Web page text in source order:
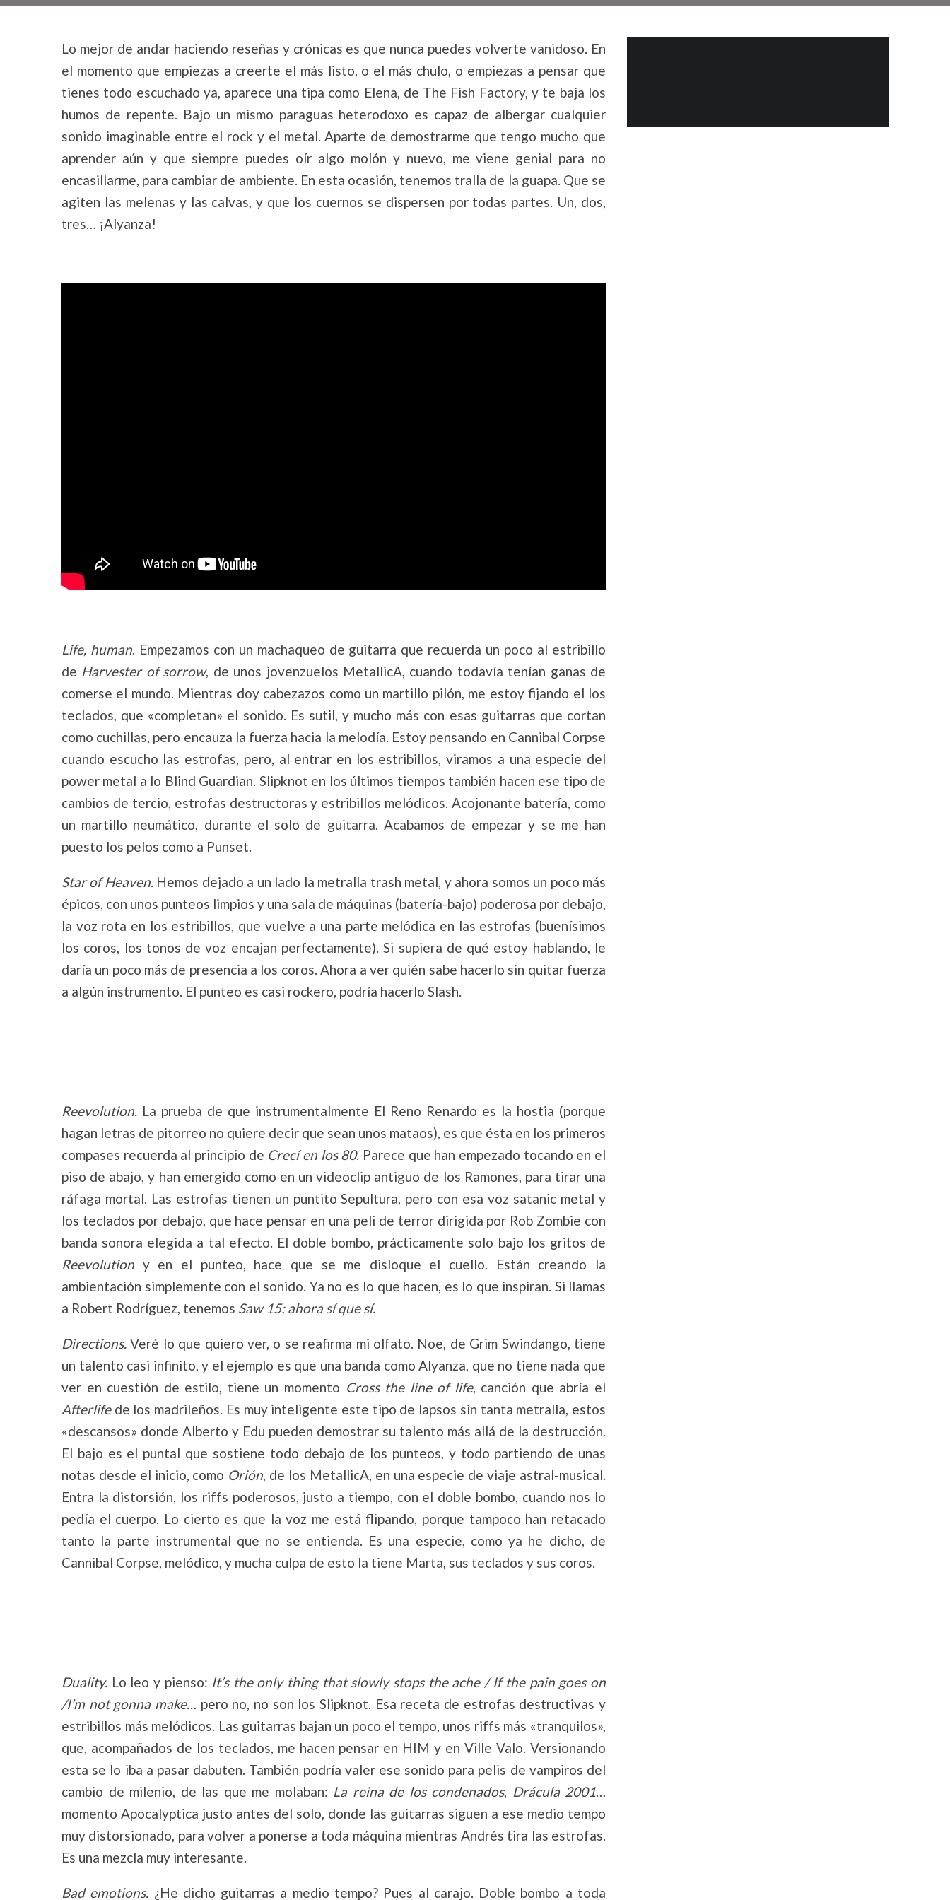
Lo mejor de andar haciendo reseñas y crónicas es que nunca puedes volverte vanidoso. En
el momento que empiezas a creerte el más listo, o el más chulo, o empiezas a pensar que
tienes todo escuchado ya, aparece una tipa como Elena, de The Fish Factory, y te baja los
humos de repente. Bajo un mismo paraguas heterodoxo es capaz de albergar cualquier
sonido imaginable entre el rock y el metal. Aparte de demostrarme que tengo mucho que
aprender aún y que siempre puedes oír algo molón y nuevo, me viene genial para no
encasillarme, para cambiar de ambiente. En esta ocasión, tenemos tralla de la guapa. Que se
agiten las melenas y las calvas, y que los cuernos se dispersen por todas partes. Un, dos,
tres… ¡Alyanza!
Life, human. Empezamos con un machaqueo de guitarra que recuerda un poco al estribillo
de Harvester of sorrow, de unos jovenzuelos MetallicA, cuando todavía tenían ganas de
comerse el mundo. Mientras doy cabezazos como un martillo pilón, me estoy fijando el los
teclados, que «completan» el sonido. Es sutil, y mucho más con esas guitarras que cortan
como cuchillas, pero encauza la fuerza hacia la melodía. Estoy pensando en Cannibal Corpse
cuando escucho las estrofas, pero, al entrar en los estribillos, viramos a una especie del
power metal a lo Blind Guardian. Slipknot en los últimos tiempos también hacen ese tipo de
cambios de tercio, estrofas destructoras y estribillos melódicos. Acojonante batería, como
un martillo neumático, durante el solo de guitarra. Acabamos de empezar y se me han
puesto los pelos como a Punset.
Star of Heaven.Hemos dejado a un lado la metralla trash metal, y ahora somos un poco más
épicos, con unos punteos limpios y una sala de máquinas (batería-bajo) poderosa por debajo,
la voz rota en los estribillos, que vuelve a una parte melódica en las estrofas (buenísimos
los coros, los tonos de voz encajan perfectamente). Si supiera de qué estoy hablando, le
daría un poco más de presencia a los coros. Ahora a ver quién sabe hacerlo sin quitar fuerza
a algún instrumento. El punteo es casi rockero, podría hacerlo Slash.
Reevolution. La prueba de que instrumentalmente El Reno Renardo es la hostia (porque
hagan letras de pitorreo no quiere decir que sean unos mataos), es que ésta en los primeros
compases recuerda al principio de Crecí en los 80. Parece que han empezado tocando en el
piso de abajo, y han emergido como en un videoclip antiguo de los Ramones, para tirar una
ráfaga mortal. Las estrofas tienen un puntito Sepultura, pero con esa voz satanic metal y
los teclados por debajo, que hace pensar en una peli de terror dirigida por Rob Zombie con
banda sonora elegida a tal efecto. El doble bombo, prácticamente solo bajo los gritos de
Reevolution y en el punteo, hace que se me disloque el cuello. Están creando la
ambientación simplemente con el sonido. Ya no es lo que hacen, es lo que inspiran. Si llamas
a Robert Rodríguez, tenemos Saw 15: ahora sí que sí.
Directions. Veré lo que quiero ver, o se reafirma mi olfato. Noe, de Grim Swindango, tiene
un talento casi infinito, y el ejemplo es que una banda como Alyanza, que no tiene nada que
ver en cuestión de estilo, tiene un momento Cross the line of life, canción que abría el
Afterlifede los madrileños. Es muy inteligente este tipo de lapsos sin tanta metralla, estos
«descansos» donde Alberto y Edu pueden demostrar su talento más allá de la destrucción.
El bajo es el puntal que sostiene todo debajo de los punteos, y todo partiendo de unas
notas desde el inicio, como Orión, de los MetallicA, en una especie de viaje astral-musical.
Entra la distorsión, los riffs poderosos, justo a tiempo, con el doble bombo, cuando nos lo
pedía el cuerpo. Lo cierto es que la voz me está flipando, porque tampoco han retacado
tanto la parte instrumental que no se entienda. Es una especie, como ya he dicho, de
Cannibal Corpse, melódico, y mucha culpa de esto la tiene Marta, sus teclados y sus coros.
Duality. Lo leo y pienso: It’s the only thing that slowly stops the ache / If the pain goes on
/I’m not gonna make… pero no, no son los Slipknot. Esa receta de estrofas destructivas y
estribillos más melódicos. Las guitarras bajan un poco el tempo, unos riffs más «tranquilos»,
que, acompañados de los teclados, me hacen pensar en HIM y en Ville Valo. Versionando
esta se lo iba a pasar dabuten. También podría valer ese sonido para pelis de vampiros del
cambio de milenio, de las que me molaban: La reina de los condenados, Drácula 2001…
momento Apocalyptica justo antes del solo, donde las guitarras siguen a ese medio tempo
muy distorsionado, para volver a ponerse a toda máquina mientras Andrés tira las estrofas.
Es una mezcla muy interesante.
Bad emotions. ¿He dicho guitarras a medio tempo? Pues al carajo. Doble bombo a toda